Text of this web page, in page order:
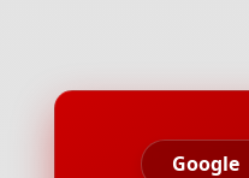
Google